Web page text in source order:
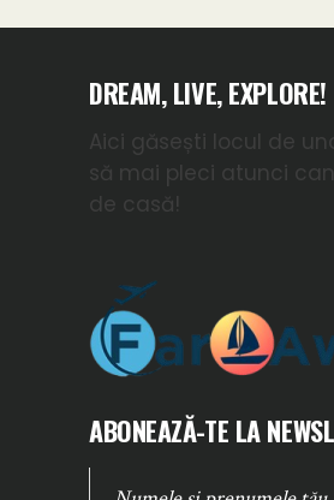
DREAM, LIVE, EXPLORE!
Aici găsești locul de
să mai pleci atunci
de casă!
ABONEAZĂ-TE LA